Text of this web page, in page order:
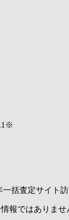
※
括査定サイト
報ではありま